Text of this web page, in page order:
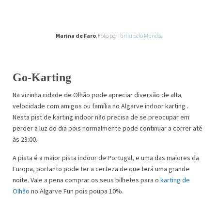
Marina de Faro. Foto por Partiu pelo Mundo.
Go-Karting
Na vizinha cidade de Olhão pode apreciar diversão de alta
velocidade com amigos ou família no Algarve indoor karting .
Nesta pist de karting indoor não precisa de se preocupar em
perder a luz do dia pois normalmente pode continuar a correr até
às 23:00.
A pista é a maior pista indoor de Portugal, e uma das maiores da
Europa, portanto pode ter a certeza de que terá uma grande
noite. Vale a pena comprar os seus bilhetes para o karting de
Olhão no Algarve Fun pois poupa 10%.